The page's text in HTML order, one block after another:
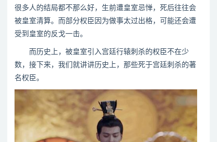
很多人的结局都不那么好，生前遭皇室忌惮，死后往往会
被皇室清算。而部分权臣因为做事太过出格，可能还会遭
受到皇室的反戈一击。
而历史上，被皇室引入宫廷行辕刺杀的权臣不在少
数，接下来，我们就讲讲历史上，那些死于宫廷刺杀的著
名权臣。